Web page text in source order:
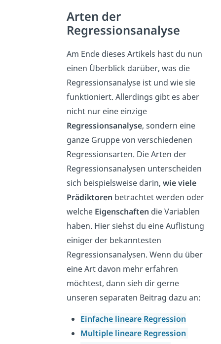
Arten der
Regressionsanalyse
Am Ende dieses Artikels hast du nun
einen Überblick darüber, was die
Regressionsanalyse ist und wie sie
funktioniert. Allerdings gibt es aber
nicht nur eine einzige
Regressionsanalyse, sondern eine
ganze Gruppe von verschiedenen
Regressionsarten. Die Arten der
Regressionsanalysen unterscheiden
sich beispielsweise darin, wie viele
Prädiktoren betrachtet werden oder
welche Eigenschaften die Variablen
haben. Hier siehst du eine Auflistung
einiger der bekanntesten
Regressionsanalysen. Wenn du über
eine Art davon mehr erfahren
möchtest, dann sieh dir gerne
unseren separaten Beitrag dazu an:
Einfache lineare Regression
Multiple lineare Regression